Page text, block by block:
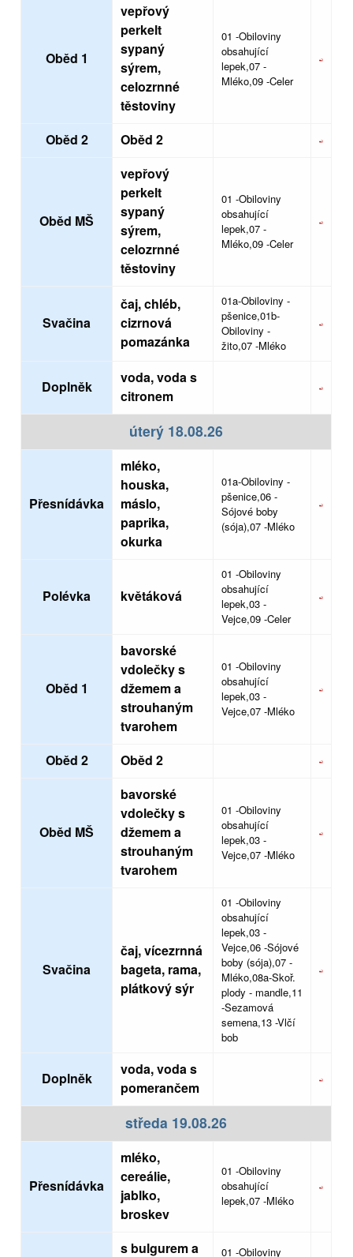
Oběd 1
vepřový
perkelt
sypaný
sýrem,
celozrnné
těstoviny
01 -Obiloviny
obsahující
lepek,07 -
Mléko,09 -Celer
Oběd 2 Oběd 2
Oběd MŠ
vepřový
perkelt
sypaný
sýrem,
celozrnné
těstoviny
01 -Obiloviny
obsahující
lepek,07 -
Mléko,09 -Celer
Svačina
čaj, chléb,
cizrnová
pomazánka
01a-Obiloviny -
pšenice,01b-
Obiloviny -
žito,07 -Mléko
Doplněk
voda, voda s
citronem
úterý 18.08.26
Přesnídávka
mléko,
houska,
máslo,
paprika,
okurka
01a-Obiloviny -
pšenice,06 -
Sójové boby
(sója),07 -Mléko
Polévka květáková
01 -Obiloviny
obsahující
lepek,03 -
Vejce,09 -Celer
Oběd 1
bavorské
vdolečky s
džemem a
strouhaným
tvarohem
01 -Obiloviny
obsahující
lepek,03 -
Vejce,07 -Mléko
Oběd 2 Oběd 2
Oběd MŠ
bavorské
vdolečky s
džemem a
strouhaným
tvarohem
01 -Obiloviny
obsahující
lepek,03 -
Vejce,07 -Mléko
Svačina
čaj, vícezrnná
bageta, rama,
plátkový sýr
01 -Obiloviny
obsahující
lepek,03 -
Vejce,06 -Sójové
boby (sója),07 -
Mléko,08a-Skoř.
plody - mandle,11
-Sezamová
semena,13 -Vlčí
bob
Doplněk
voda, voda s
pomerančem
středa 19.08.26
Přesnídávka
mléko,
cereálie,
jablko,
broskev
01 -Obiloviny
obsahující
lepek,07 -Mléko
s bulgurem a 01 -Obiloviny